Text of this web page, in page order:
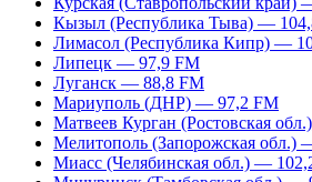
Кызыл (Республика Тыва) —
Лимасол (Республика Кипр) —
Липецк — 97,9 FM
Луганск — 88,8 FM
Мариуполь (ДНР) — 97,2 FM
Матвеев Курган (Ростовская
Мелитополь (Запорожская обл.)
Миасс (Челябинская обл.) —